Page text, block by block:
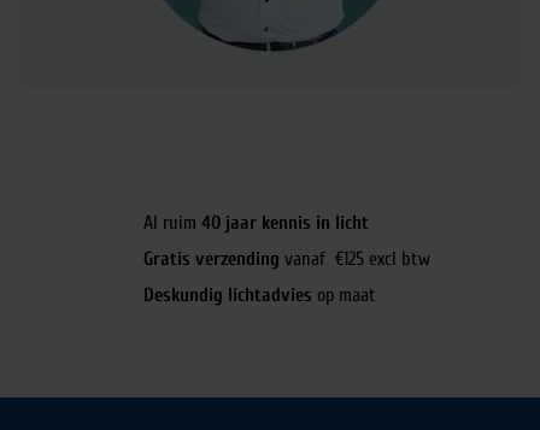
Al ruim 40 jaar kennis in licht
Gratis verzending vanaf €125 excl btw
Deskundig lichtadvies op maat